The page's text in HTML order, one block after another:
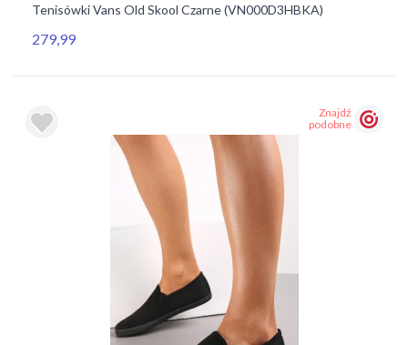
Tenisówki Vans Old Skool Czarne (VN000D3HBKA)
279,99
Znajdź
podobne